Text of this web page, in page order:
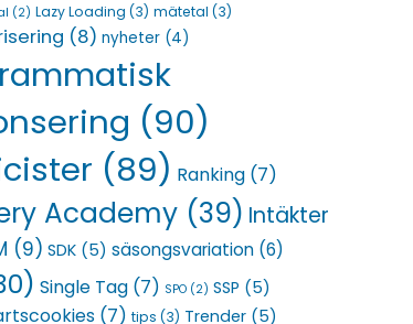
(2) Lazy Loading (3) mätetal (3)
(8) nyheter (4)
(90)
(89) Ranking (7)
Academy (39) Intäkter
(9) SDK (5) säsongsvariation (6)
Single Tag (7) SPO (2) SSP (5)
(7) tips (3) Trender (5)